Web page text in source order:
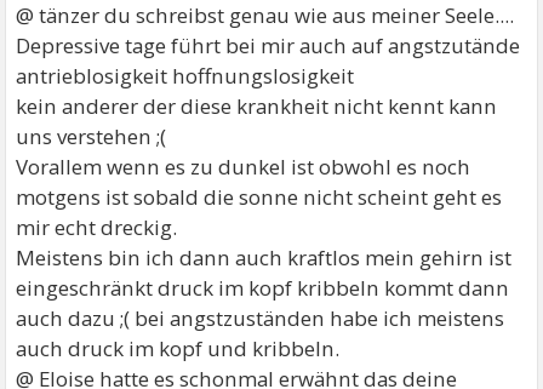
@ tänzer du schreibst genau wie aus meiner Seele....
Depressive tage führt bei mir auch auf angstzutände
antrieblosigkeit hoffnungslosigkeit
kein anderer der diese krankheit nicht kennt kann
uns verstehen ;(
Vorallem wenn es zu dunkel ist obwohl es noch
motgens ist sobald die sonne nicht scheint geht es
mir echt dreckig.
Meistens bin ich dann auch kraftlos mein gehirn ist
eingeschränkt druck im kopf kribbeln kommt dann
auch dazu ;( bei angstzuständen habe ich meistens
auch druck im kopf und kribbeln.
@ Eloise hatte es schonmal erwähnt das deine